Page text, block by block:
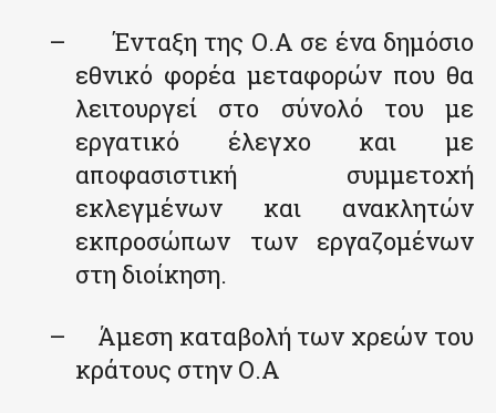
–
Ένταξη της Ο.Α σε ένα δημόσιο
εθνικό φορέα μεταφορών που θα
λειτουργεί στο σύνολό του με
εργατικό έλεγχο και με
αποφασιστική συμμετοχή
εκλεγμένων και ανακλητών
εκπροσώπων των εργαζομένων
στη διοίκηση.
–
Άμεση καταβολή των χρεών του
κράτους στην Ο.Α